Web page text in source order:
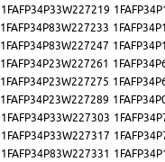
1FAFP34P33W227219
1FAFP34P83W227233
1FAFP34P83W227247
1FAFP34P23W227261
1FAFP34P23W227275
1FAFP34P23W227289
1FAFP34P33W227303
1FAFP34P33W227317
1FAFP34P83W227331